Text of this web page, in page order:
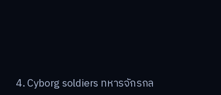
4. Cyborg soldiers ทหารจักรกล